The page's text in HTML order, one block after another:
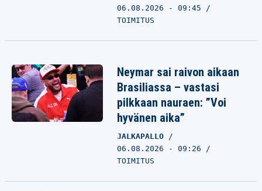
06.08.2026 - 09:45
TOIMITUS
Neymar sai raivon aikaan
Brasiliassa – vastasi
pilkkaan nauraen: ”Voi
hyvänen aika”
JALKAPALLO
06.08.2026 - 09:26
TOIMITUS